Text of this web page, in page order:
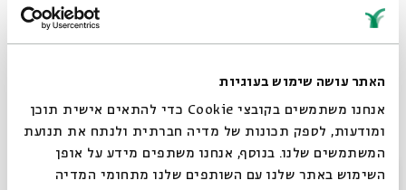
האתר עושה שימוש בעוגיות
אנחנו משתמשים בקובצי Cookie כדי להתאים אישית תוכן
ומודעות, לספק תכונות של מדיה חברתית ולנתח את תנועת
המשתמשים שלנו. בנוסף, אנחנו משתפים מידע על אופן
השימוש באתר שלנו עם השותפים שלנו מתחומי המדיה
בין משיחיות לציונות
תגיות: מקרא וספרות בית שני היסטוריה יהודית דניאל שוורץ
חכמת ישראל ספרות ההשכלה גלות ריבונות
סגור